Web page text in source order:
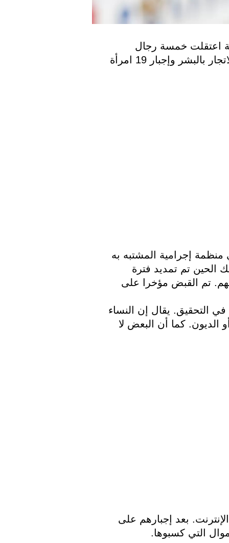
التي كسبوها.